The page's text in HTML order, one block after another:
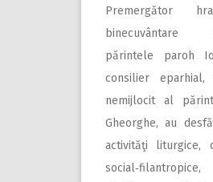
Premergător
binecuvântare
părintele paroh
consilier
nemijlocit al
Gheorghe, au
activităţi liturgice,